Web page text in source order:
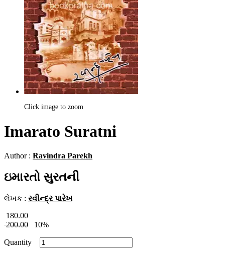
Click image to zoom
Imarato Suratni
Author : Ravindra Parekh
ઇમારતો સુરતની
લેખક : રવીન્દ્ર પારેખ
180.00
200.00
10%
Quantity